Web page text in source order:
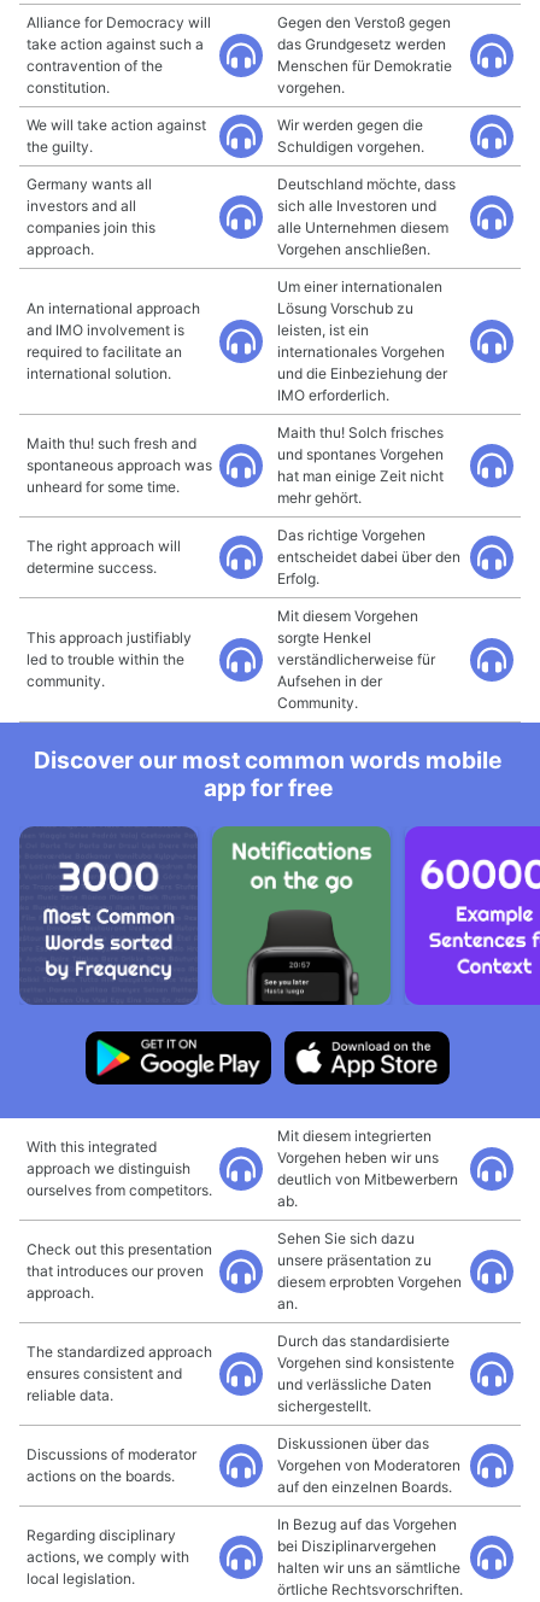
Alliance for Democracy will
take action against such a
contravention of the
constitution.
Gegen den Verstoß gegen
das Grundgesetz werden
Menschen für Demokratie
vorgehen.
We will take action against
the guilty.
Wir werden gegen die
Schuldigen vorgehen.
Germany wants all
investors and all
companies join this
approach.
Deutschland möchte, dass
sich alle Investoren und
alle Unternehmen diesem
Vorgehen anschließen.
An international approach
and IMO involvement is
required to facilitate an
international solution.
Um einer internationalen
Lösung Vorschub zu
leisten, ist ein
internationales Vorgehen
und die Einbeziehung der
IMO erforderlich.
Maith thu! such fresh and
spontaneous approach was
unheard for some time.
Maith thu! Solch frisches
und spontanes Vorgehen
hat man einige Zeit nicht
mehr gehört.
The right approach will
determine success.
Das richtige Vorgehen
entscheidet dabei über den
Erfolg.
This approach justifiably
led to trouble within the
community.
Mit diesem Vorgehen
sorgte Henkel
verständlicherweise für
Aufsehen in der
Community.
Discover our most common words mobile
app for free
With this integrated
approach we distinguish
ourselves from competitors.
Mit diesem integrierten
Vorgehen heben wir uns
deutlich von Mitbewerbern
ab.
Check out this presentation
that introduces our proven
approach.
Sehen Sie sich dazu
unsere präsentation zu
diesem erprobten Vorgehen
an.
The standardized approach
ensures consistent and
reliable data.
Durch das standardisierte
Vorgehen sind konsistente
und verlässliche Daten
sichergestellt.
Discussions of moderator
actions on the boards.
Diskussionen über das
Vorgehen von Moderatoren
auf den einzelnen Boards.
Regarding disciplinary
actions, we comply with
local legislation.
In Bezug auf das Vorgehen
bei Disziplinarvergehen
halten wir uns an sämtliche
örtliche Rechtsvorschriften.